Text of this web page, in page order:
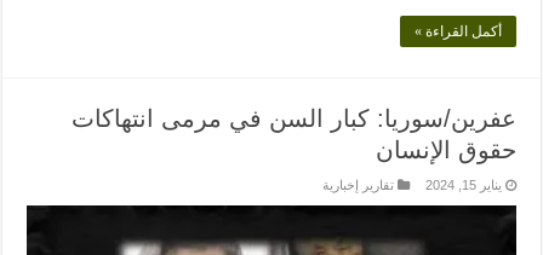
أكمل القراءة »
عفرين/سوريا: كبار السن في مرمى انتهاكات
حقوق الإنسان
يناير 15, 2024 تقارير إخبارية